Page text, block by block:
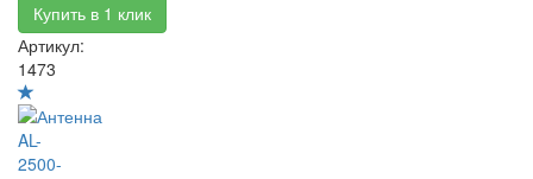
Купить в 1 клик
Артикул:
1473